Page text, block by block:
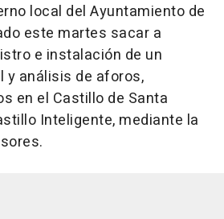
local del Ayuntamiento de
este martes sacar a
e instalación de un
y análisis de aforos,
en el Castillo de Santa
Inteligente, mediante la